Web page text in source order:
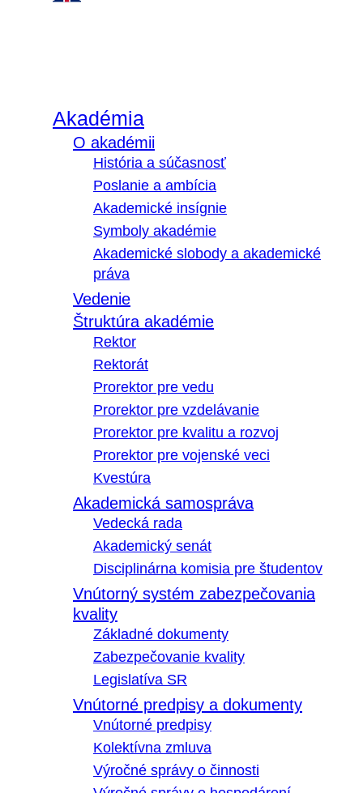
Akadémia
O akadémii
História a súčasnosť
Poslanie a ambícia
Akademické insígnie
Symboly akadémie
Akademické slobody a akademické
práva
Vedenie
Štruktúra akadémie
Rektor
Rektorát
Prorektor pre vedu
Prorektor pre vzdelávanie
Prorektor pre kvalitu a rozvoj
Prorektor pre vojenské veci
Kvestúra
Akademická samospráva
Vedecká rada
Akademický senát
Disciplinárna komisia pre študentov
Vnútorný systém zabezpečovania
kvality
Základné dokumenty
Zabezpečovanie kvality
Legislatíva SR
Vnútorné predpisy a dokumenty
Vnútorné predpisy
Kolektívna zmluva
Výročné správy o činnosti